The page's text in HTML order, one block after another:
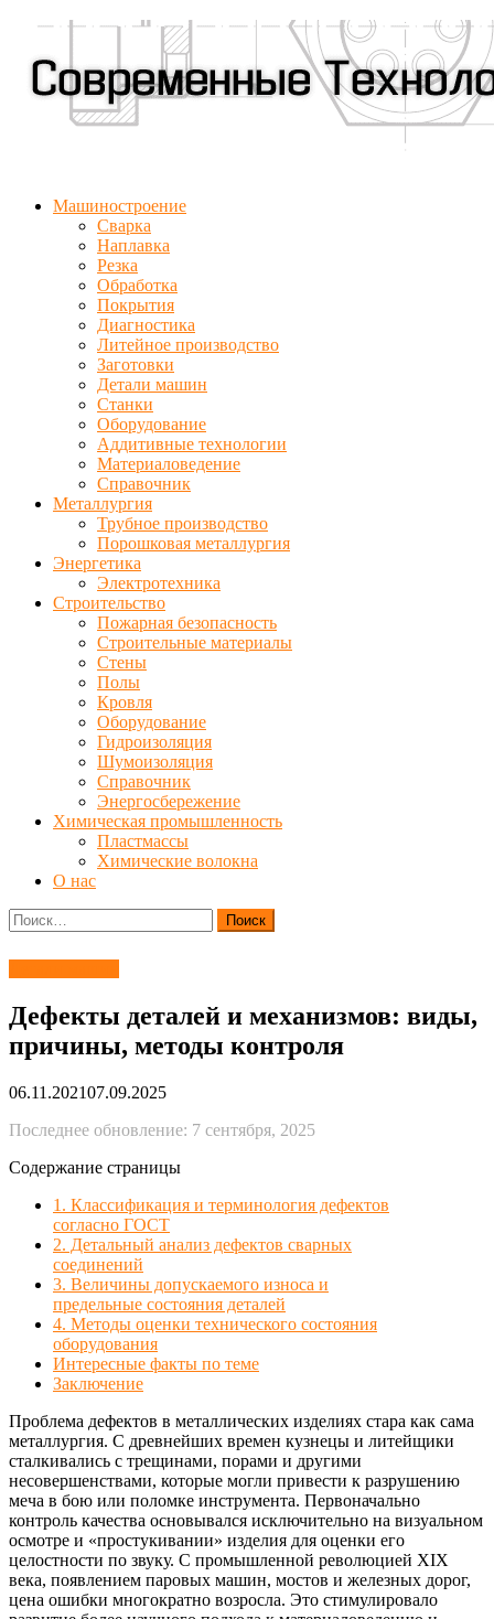
Машиностроение
Сварка
Наплавка
Резка
Обработка
Покрытия
Диагностика
Литейное производство
Заготовки
Детали машин
Станки
Оборудование
Аддитивные технологии
Материаловедение
Справочник
Металлургия
Трубное производство
Порошковая металлургия
Энергетика
Электротехника
Строительство
Пожарная безопасность
Строительные материалы
Стены
Полы
Кровля
Оборудование
Гидроизоляция
Шумоизоляция
Справочник
Энергосбережение
Химическая промышленность
Пластмассы
Химические волокна
О нас
Найти:
Дефекты деталей и механизмов: виды,
причины, методы контроля
06.11.202107.09.2025
Последнее обновление: 7 сентября, 2025
Содержание страницы
1. Классификация и терминология дефектов
согласно ГОСТ
2. Детальный анализ дефектов сварных
соединений
3. Величины допускаемого износа и
предельные состояния деталей
4. Методы оценки технического состояния
оборудования
Интересные факты по теме
Заключение
Проблема дефектов в металлических изделиях стара как сама
металлургия. С древнейших времен кузнецы и литейщики
сталкивались с трещинами, порами и другими
несовершенствами, которые могли привести к разрушению
меча в бою или поломке инструмента. Первоначально
контроль качества основывался исключительно на визуальном
осмотре и «простукивании» изделия для оценки его
целостности по звуку. С промышленной революцией XIX
века, появлением паровых машин, мостов и железных дорог,
цена ошибки многократно возросла. Это стимулировало